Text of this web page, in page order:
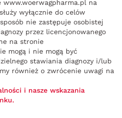
na
wyłącznie do celów
nie zastępuje osobistej
przez licencjonowanego
na stronie
mogą i nie mogą być
stawiania diagnozy i/lub
również o zwrócenie uwagi na
i nasze wskazania